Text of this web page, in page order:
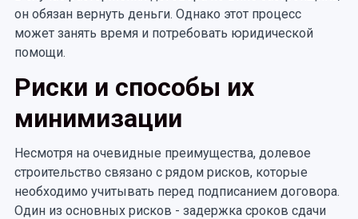
он обязан вернуть деньги. Однако этот процесс
может занять время и потребовать юридической
помощи.
Риски и способы их
минимизации
Несмотря на очевидные преимущества, долевое
строительство связано с рядом рисков, которые
необходимо учитывать перед подписанием договора.
Один из основных рисков - задержка сроков сдачи